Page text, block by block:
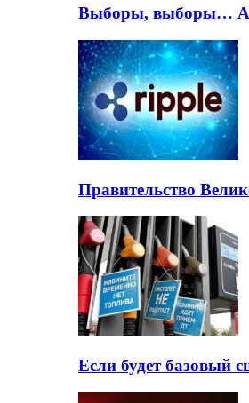
Выборы, выборы… А
Правительство
Если будет базовый